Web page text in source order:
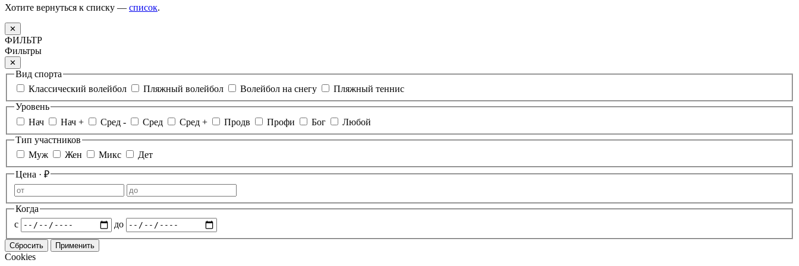
Хотите вернуться к списку — список.
✕
ФИЛЬТР
Фильтры
✕
Вид спорта
Классический волейбол
Пляжный волейбол Волейбол на снегу
Пляжный теннис
Уровень
Нач
Нач + Сред - Сред Сред + Продв Профи Бог
Любой
Тип участников
Муж
Жен Микс
Дет
Цена · ₽
Когда
с
до
Сбросить Применить
Cookies